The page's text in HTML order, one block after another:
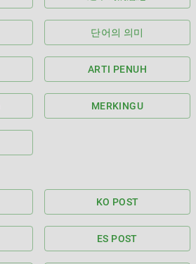
단어의 의미
ARTI PENUH
MERKINGU
KO POST
ES POST